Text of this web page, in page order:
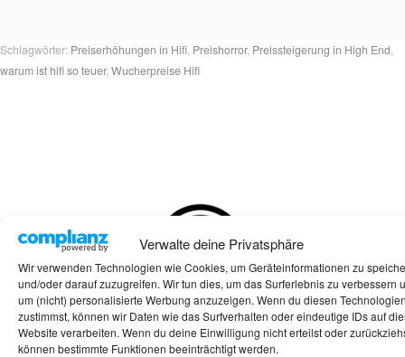
Verwalte deine Privatsphäre
Wir verwenden Technologien wie Cookies, um Geräteinformationen zu
und/oder darauf zuzugreifen. Wir tun dies, um das Surferlebnis zu verbessern
um (nicht) personalisierte Werbung anzuzeigen. Wenn du diesen
zustimmst, können wir Daten wie das Surfverhalten oder eindeutige IDs auf
Website verarbeiten. Wenn du deine Einwilligung nicht erteilst oder
können bestimmte Funktionen beeinträchtigt werden.
Schlagwörter: Preiserhöhungen in Hifi Preishorror, Preissteigerung in High End
warum ist hifi so teuer, Wucherpreise Hifi